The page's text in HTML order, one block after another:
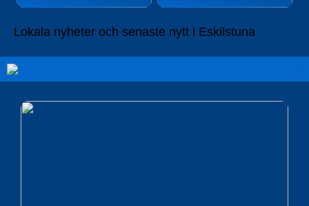
Lokala nyheter och senaste nytt i Eskilstuna